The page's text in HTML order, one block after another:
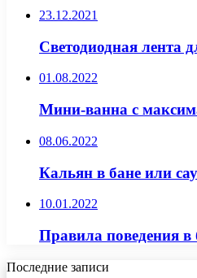
23.12.2021
Светодиодная лента
01.08.2022
Мини-ванна с
08.06.2022
Кальян в бане или
10.01.2022
Правила поведения в
Последние записи